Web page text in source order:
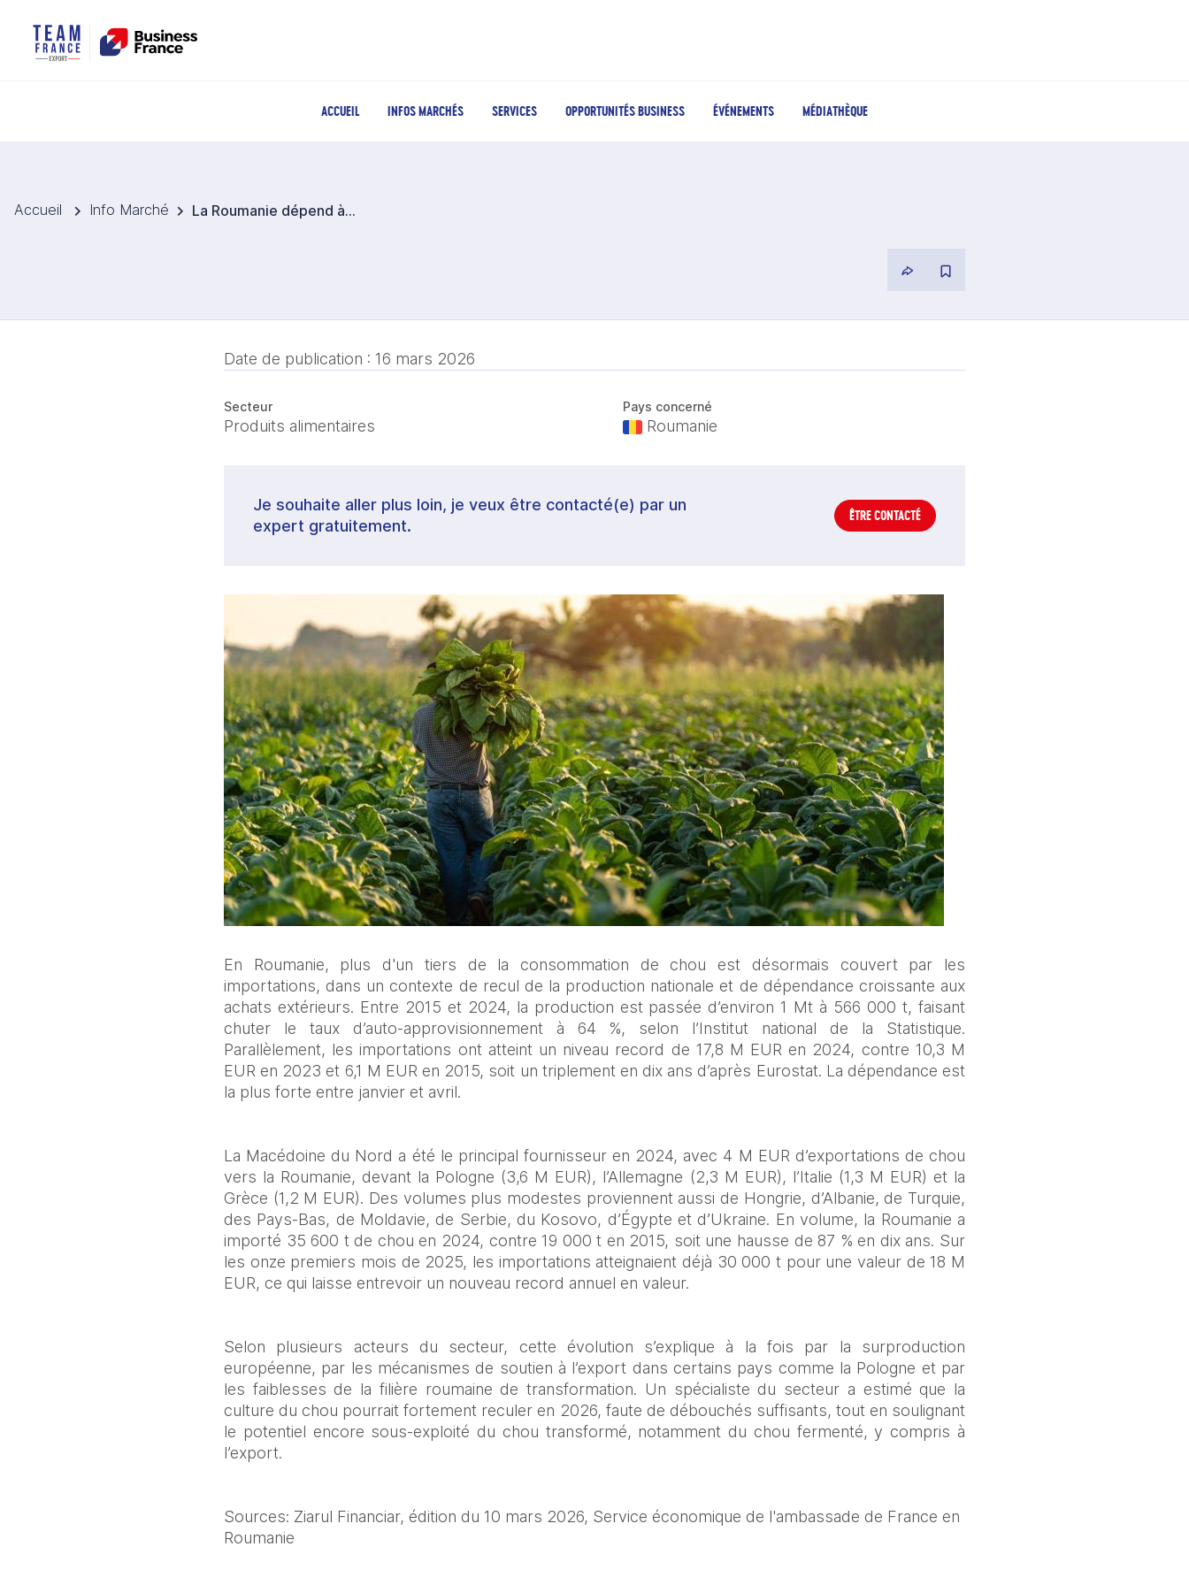
ACCUEIL INFOS MARCHÉS SERVICES OPPORTUNITÉS BUSINESS ÉVÉNEMENTS MÉDIATHÈQUE
Accueil Info Marché La Roumanie dépend à 30 % des importations de chou : un marché en forte croissance
Date de publication : 16 mars 2026
Secteur
Produits alimentaires
Pays concerné
Roumanie
Je souhaite aller plus loin, je veux être contacté(e) par un
expert gratuitement.
ÊTRE CONTACTÉ
En Roumanie, plus d'un tiers de la consommation de chou est désormais couvert par les
importations, dans un contexte de recul de la production nationale et de dépendance croissante aux
achats extérieurs. Entre 2015 et 2024, la production est passée d’environ 1 Mt à 566 000 t, faisant
chuter le taux d’auto-approvisionnement à 64 %, selon l’Institut national de la Statistique.
Parallèlement, les importations ont atteint un niveau record de 17,8 M EUR en 2024, contre 10,3 M
EUR en 2023 et 6,1 M EUR en 2015, soit un triplement en dix ans d’après Eurostat. La dépendance est
la plus forte entre janvier et avril.
La Macédoine du Nord a été le principal fournisseur en 2024, avec 4 M EUR d’exportations de chou
vers la Roumanie, devant la Pologne (3,6 M EUR), l’Allemagne (2,3 M EUR), l’Italie (1,3 M EUR) et la
Grèce (1,2 M EUR). Des volumes plus modestes proviennent aussi de Hongrie, d’Albanie, de Turquie,
des Pays-Bas, de Moldavie, de Serbie, du Kosovo, d’Égypte et d’Ukraine. En volume, la Roumanie a
importé 35 600 t de chou en 2024, contre 19 000 t en 2015, soit une hausse de 87 % en dix ans. Sur
les onze premiers mois de 2025, les importations atteignaient déjà 30 000 t pour une valeur de 18 M
EUR, ce qui laisse entrevoir un nouveau record annuel en valeur.
Selon plusieurs acteurs du secteur, cette évolution s’explique à la fois par la surproduction
européenne, par les mécanismes de soutien à l’export dans certains pays comme la Pologne et par
les faiblesses de la filière roumaine de transformation. Un spécialiste du secteur a estimé que la
culture du chou pourrait fortement reculer en 2026, faute de débouchés suffisants, tout en soulignant
le potentiel encore sous-exploité du chou transformé, notamment du chou fermenté, y compris à
l’export.
Sources: Ziarul Financiar, édition du 10 mars 2026, Service économique de l'ambassade de France en
Roumanie